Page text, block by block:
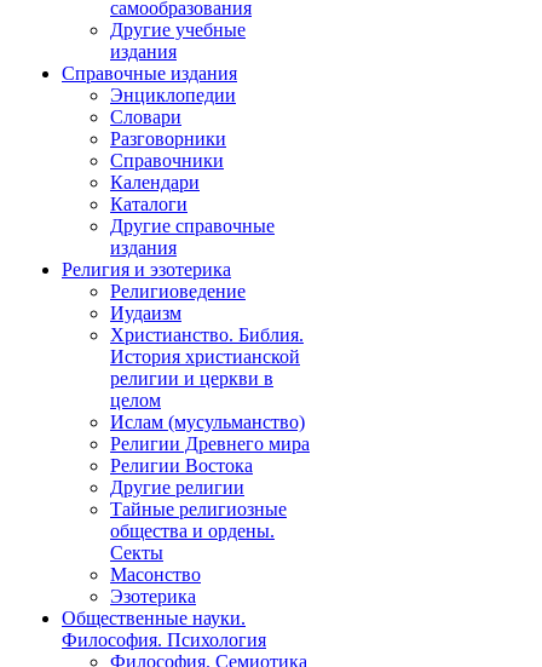
самообразования
Другие учебные
издания
Справочные издания
Энциклопедии
Словари
Разговорники
Справочники
Календари
Каталоги
Другие справочные
издания
Религия и эзотерика
Религиоведение
Иудаизм
Христианство. Библия.
История христианской
религии и церкви в
целом
Ислам (мусульманство)
Религии Древнего мира
Религии Востока
Другие религии
Тайные религиозные
общества и ордены.
Секты
Масонство
Эзотерика
Общественные науки.
Философия. Психология
Философия. Семиотика